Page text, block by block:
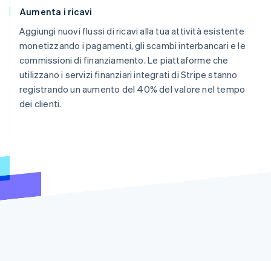
Aumenta i ricavi
Aggiungi nuovi flussi di ricavi alla tua attività esistente
monetizzando i pagamenti, gli scambi interbancari e le
commissioni di finanziamento. Le piattaforme che
utilizzano i servizi finanziari integrati di Stripe stanno
registrando un aumento del 40% del valore nel tempo
dei clienti.